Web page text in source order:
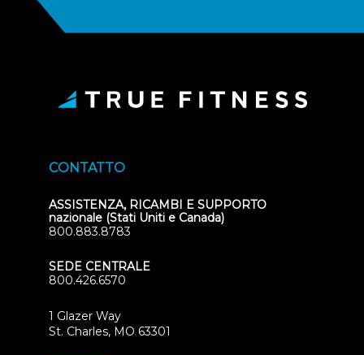
CONTATTO
ASSISTENZA, RICAMBI E SUPPORTO
nazionale (Stati Uniti e Canada)
800.883.8783
SEDE CENTRALE
800.426.6570
1 Glazer Way
St. Charles, MO 63301